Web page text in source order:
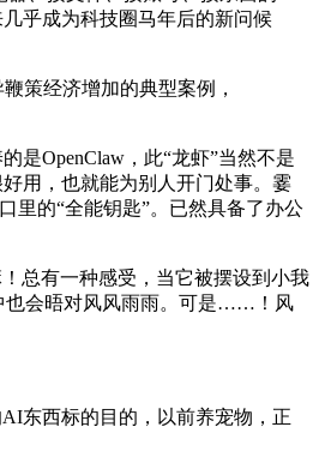
乎成为科技圈马年后的新问候
策经济增加的典型案例，
OpenClaw，此“龙虾”当然不是
用，也就能为别人开门处事。霎
里的“全能钥匙”。已然具备了办公
总有一种感受，当它被摆设到小我
也会晤对风风雨雨。可是……！风
东西标的目的，以前养宠物，正